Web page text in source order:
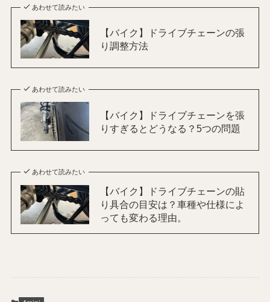
あわせて読みたい
【バイク】ドライブチェーンの張
り調整方法
あわせて読みたい
【バイク】ドライブチェーンを張
りすぎるとどうなる？5つの問題
あわせて読みたい
【バイク】ドライブチェーンの貼
り具合の目安は？車種や仕様によ
っても変わる理由。